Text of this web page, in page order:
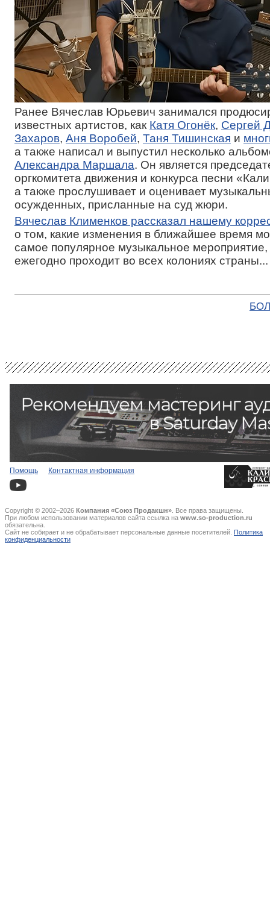
Ранее Вячеслав Юрьевич занимался
известных артистов, как Катя Огонёк, Сергей
Захаров, Аня Воробей, Таня Тишинская и
а также написал и выпустил несколько
Александра Маршала. Он является
оргкомитета движения и конкурса песни
а также прослушивает и оценивает
осужденных, присланные на суд жюри.
Вячеслав Клименков рассказал нашему
о том, какие изменения в ближайшее время
самое популярное музыкальное мероприятие,
ежегодно проходит во всех колониях страны...
Помощь Контактная информация
Copyright © 2002–2026 Компания «Союз Продакшн» . Все права защищены.
При любом использовании материалов сайта ссылка на www.so-production.ru
обязательна.
Сайт не собирает и не обрабатывает персональные данные посетителей. Политика
конфиденциальности